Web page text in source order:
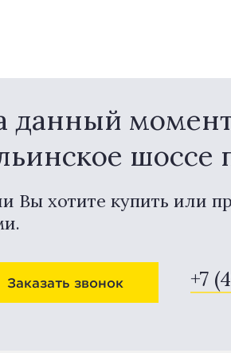
данный
шоссе
Вы хотите купить или
Заказать звонок +7